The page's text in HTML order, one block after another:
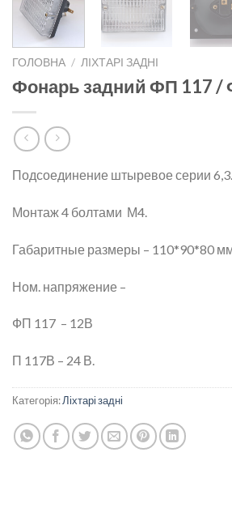
ГОЛОВНА / ЛІХТАРІ ЗАДНІ
Фонарь задний ФП 117 /
Подсоединение штыревое серии 6,3.
Монтаж 4 болтами М4.
Габаритные размеры – 110*90*80
Ном. напряжение –
ФП 117 – 12В
П 117В – 24 В.
Категорія:Ліхтарі задні